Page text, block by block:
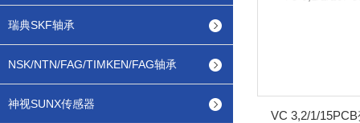
瑞典SKF轴承
NSK/NTN/FAG/TIMKEN/FAG轴承
神视SUNX传感器
VC 3,2/1/